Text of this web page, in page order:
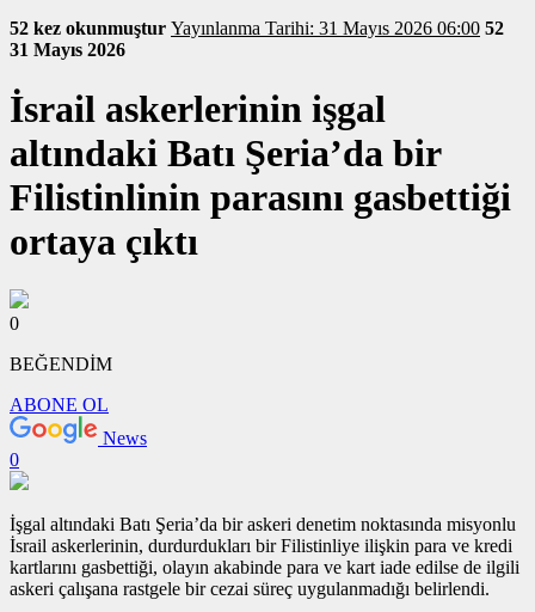
52 kez okunmuştur
Yayınlanma Tarihi: 31 Mayıs 2026 06:00 52
31 Mayıs 2026
İsrail askerlerinin işgal
altındaki Batı Şeria’da bir
Filistinlinin parasını gasbettiği
ortaya çıktı
0
BEĞENDİM
ABONE OL
News
0
İşgal altındaki Batı Şeria’da bir askeri denetim noktasında misyonlu
İsrail askerlerinin, durdurdukları bir Filistinliye ilişkin para ve kredi
kartlarını gasbettiği, olayın akabinde para ve kart iade edilse de ilgili
askeri çalışana rastgele bir cezai süreç uygulanmadığı belirlendi.